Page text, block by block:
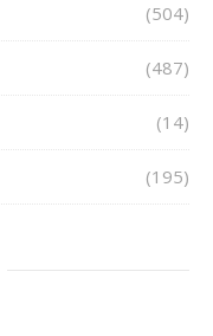
(504)
(487)
(14)
(195)